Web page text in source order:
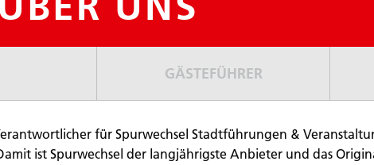
GÄSTEFÜHRER
für Spurwechsel Stadtführungen &
ist Spurwechsel der langjährigste Anbieter und das